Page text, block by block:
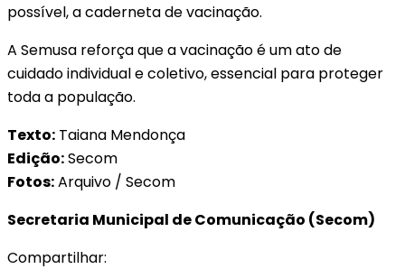
possível, a caderneta de vacinação.
A Semusa reforça que a vacinação é um ato de
cuidado individual e coletivo, essencial para proteger
toda a população.
Texto: Taiana Mendonça
Edição:Secom
Fotos:Arquivo / Secom
Secretaria Municipal de Comunicação (Secom)
Compartilhar: